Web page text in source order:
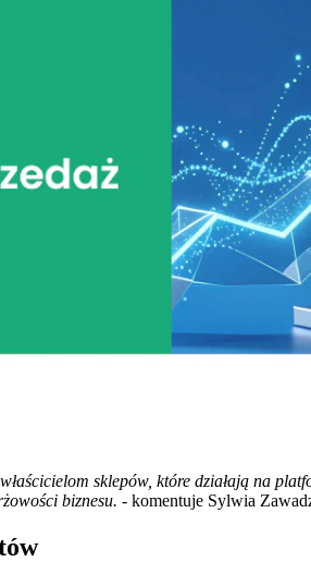
sklepów, które działają na
biznesu. - komentuje Sylwia